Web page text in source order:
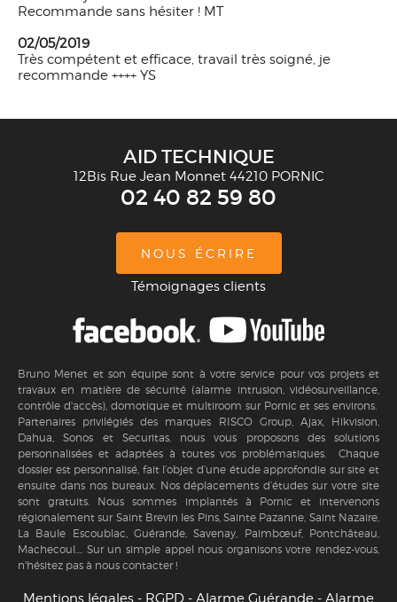
Recommande sans hésiter ! MT
02/05/2019
Très compétent et efficace, travail très soigné, je
recommande ++++ YS
AID TECHNIQUE
12Bis Rue Jean Monnet 44210 PORNIC
02 40 82 59 80
NOUS ÉCRIRE
Témoignages clients
Bruno Menet et son équipe sont à votre service pour vos projets et
travaux en matière de sécurité (alarme intrusion, vidéosurveillance,
contrôle d'accès), domotique et multiroom sur Pornic et ses environs.
Partenaires privilégiés des marques RISCO Group, Ajax, Hikvision,
Dahua, Sonos et Securitas, nous vous proposons des solutions
personnalisées et adaptées à toutes vos problématiques. Chaque
dossier est personnalisé, fait l’objet d’une étude approfondie sur site et
ensuite dans nos bureaux. Nos déplacements d’études sur votre site
sont gratuits. Nous sommes implantés à Pornic et intervenons
régionalement sur Saint Brevin les Pins, Sainte Pazanne, Saint Nazaire,
La Baule Escoublac, Guérande, Savenay, Paimbœuf, Pontchâteau,
Machecoul.... Sur un simple appel nous organisons votre rendez-vous,
n'hésitez pas à nous contacter !
Mentions légales - RGPD - Alarme Guérande - Alarme